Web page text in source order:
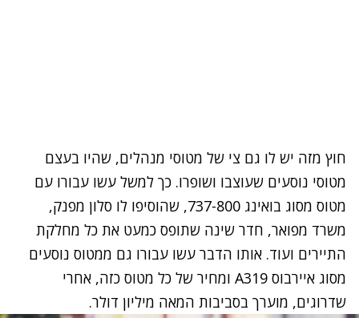
חוץ מזה יש לו גם צי של מטוסי מנהלים, שהיו בעצם
מטוסי נוסעים שעוצבו ושופרו. כך למשל עשו עבורו עם
מטוס מסוג בואינג 737-800, שהוסיפו לו סלון מפנק,
משרד מפואר, חדר שינה שתופס כמעט את כל מחלקת
התיירים ועוד. אותו הדבר עשו עבורו גם ממטוס נוסעים
מסוג איירבוס A319 ומחיר של כל מטוס כזה, אחרי
שדרוגים, מוערך בסביבות המאה מיליון דולר.